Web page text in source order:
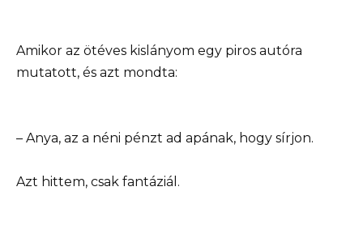
Amikor az ötéves kislányom egy piros autóra
mutatott, és azt mondta:
– Anya, az a néni pénzt ad apának, hogy sírjon.
Azt hittem, csak fantáziál.